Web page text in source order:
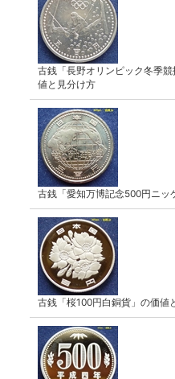
古銭「長野オリンピック冬季
値と見分け方
古銭「愛知万博記念500円ニッ
古銭「桜100円白銅貨」の価値